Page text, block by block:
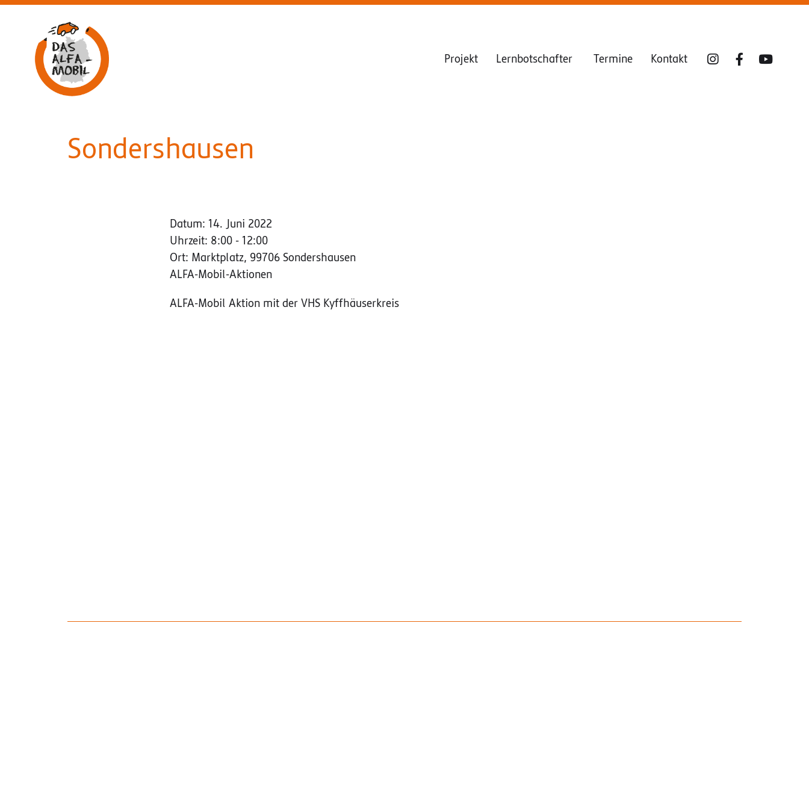
Aufsuchende Beratung am ALFA-Mobil Projekt Lernbotschafter Termine Kontakt
Sondershausen
Datum: 14. Juni 2022
Uhrzeit: 8:00 - 12:00
Ort: Marktplatz, 99706 Sondershausen
ALFA-Mobil-Aktionen
ALFA-Mobil Aktion mit der VHS Kyffhäuserkreis